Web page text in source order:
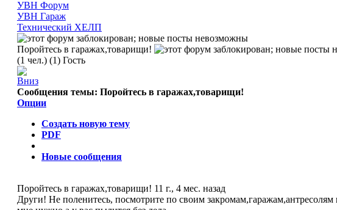
УВН Форум
УВН Гараж
Технический ХЕЛП
Поройтесь в гаражах,товарищи!
(1 чел.) (1) Гость
Сообщения темы: Поройтесь в гаражах,товарищи!
Опции
Создать новую тему
PDF
Новые сообщения
Поройтесь в гаражах,товарищи! 11 г., 4 мес. назад
Други! Не поленитесь, посмотрите по своим закромам,гаражам,антресолям